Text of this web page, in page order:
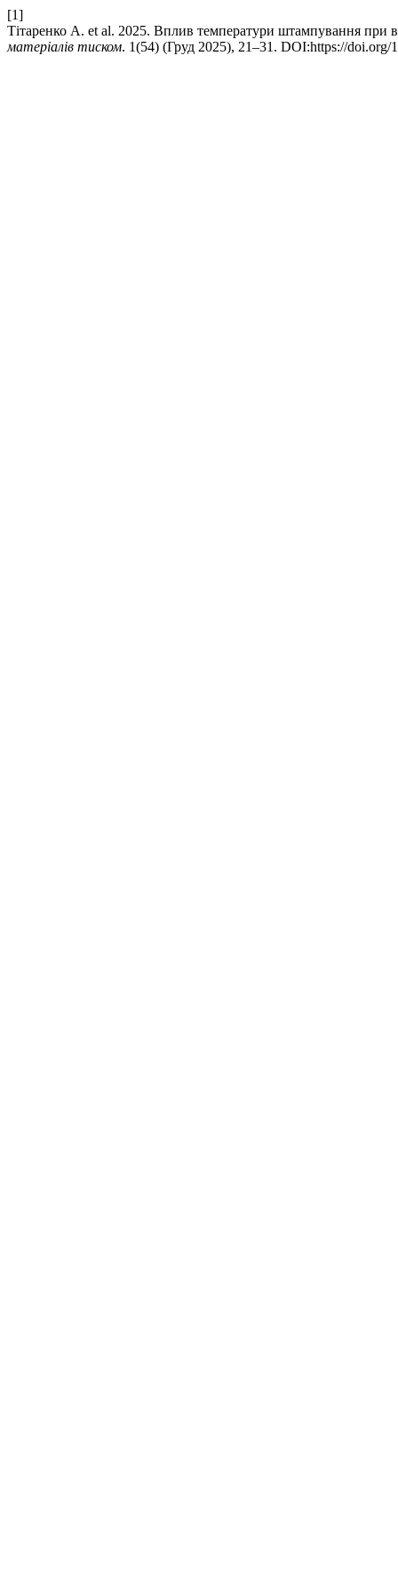
[1]
Тітаренко A. et al. 2025. Вплив температури штампування при
матеріалів тиском. 1(54) (Груд 2025), 21–31. DOI:https://doi.org/